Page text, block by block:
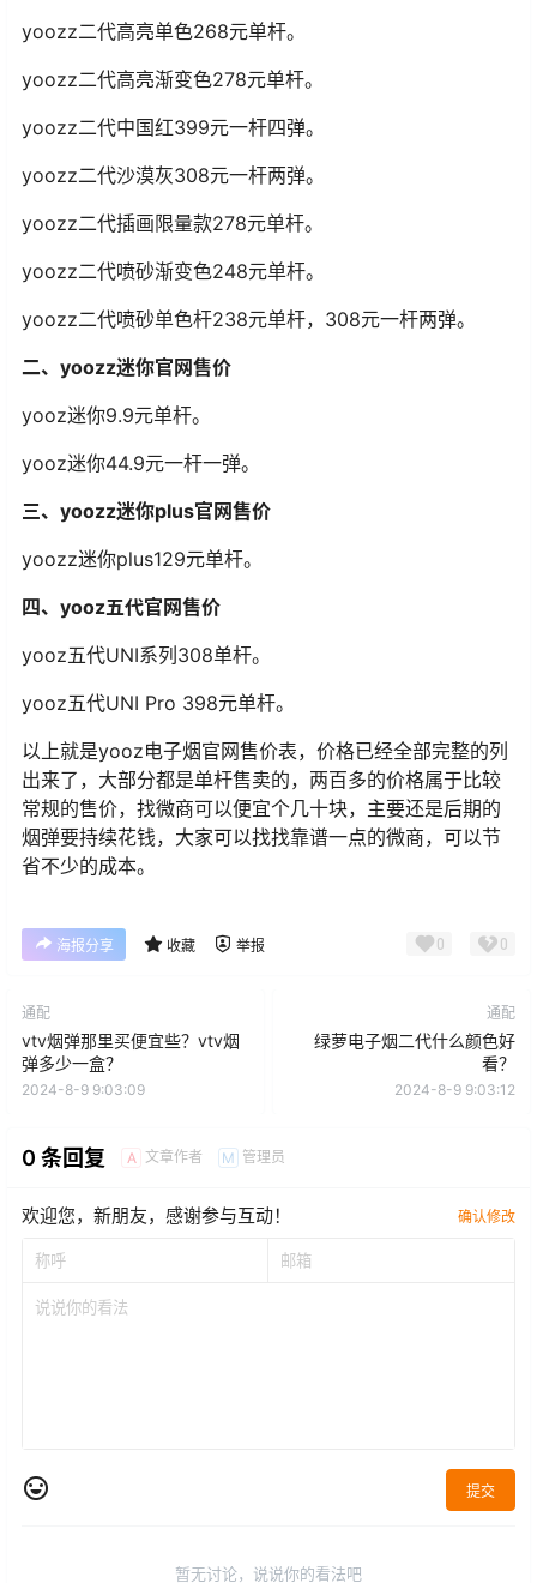
yoozz二代高亮单色268元单杆。
yoozz二代高亮渐变色278元单杆。
yoozz二代中国红399元一杆四弹。
yoozz二代沙漠灰308元一杆两弹。
yoozz二代插画限量款278元单杆。
yoozz二代喷砂渐变色248元单杆。
yoozz二代喷砂单色杆238元单杆，308元一杆两弹。
二、yoozz迷你官网售价
yooz迷你9.9元单杆。
yooz迷你44.9元一杆一弹。
三、yoozz迷你plus官网售价
yoozz迷你plus129元单杆。
四、yooz五代官网售价
yooz五代UNI系列308单杆。
yooz五代UNI Pro 398元单杆。
以上就是yooz电子烟官网售价表，价格已经全部完整的列
出来了，大部分都是单杆售卖的，两百多的价格属于比较
常规的售价，找微商可以便宜个几十块，主要还是后期的
烟弹要持续花钱，大家可以找找靠谱一点的微商，可以节
省不少的成本。
海报分享 收藏 举报 0 0
通配
vtv烟弹那里买便宜些？vtv烟
弹多少一盒？
2024-8-9 9:03:09
通配
绿萝电子烟二代什么颜色好
看？
2024-8-9 9:03:12
0 条回复 A 文章作者 M 管理员
欢迎您，新朋友，感谢参与互动！ 确认修改
提交
暂无讨论，说说你的看法吧